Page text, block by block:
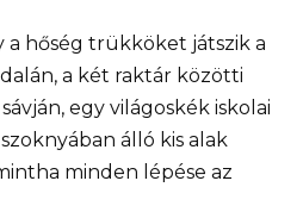
a hőség trükköket játszik a
a két raktár közötti
egy világoskék iskolai
álló kis alak
minden lépése az